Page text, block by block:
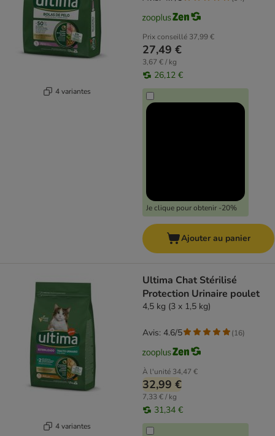
4 variantes
Prix conseillé 37,99 €
27,49 €
3,67 € / kg
26,12 €
Je clique pour obtenir -20%
Ajouter au panier
4 variantes
Ultima Chat Stérilisé
Protection Urinaire poulet
4,5 kg (3 x 1,5 kg)
À l'unité 34,47 €
32,99 €
7,33 € / kg
31,34 €
Avis: 4.6/5 (16)